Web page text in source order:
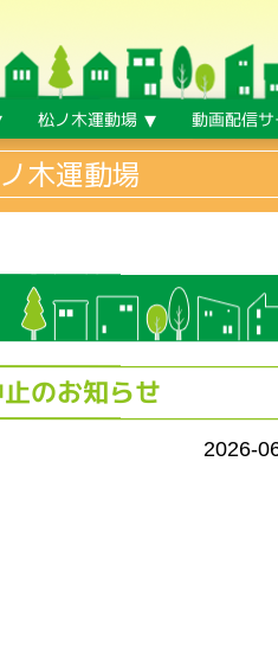
木運動場
のお知らせ
2026-
松ノ木運動場 動画配信